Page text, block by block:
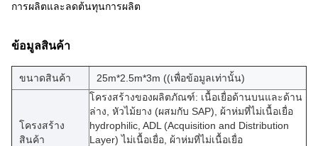
การผลิตและลดต้นทุนการผลิต
ข้อมูลสินค้า
ขนาดสินค้า 25m*2.5m*3m ((เพื่อข้อมูลเท่านั้น)
โครงสร้าง
สินค้า
โครงสร้างของผลิตภัณฑ์: เนื้อเยื่อด้านบนและด้าน
ล่าง, หัวไม้ยาง (ผสมกับ SAP), ผ้าห่มที่ไม่เนื้อเยื่อ
hydrophilic, ADL (Acquisition and Distribution
Layer) ไม่เนื้อเยื่อ, ผ้าห่มที่ไม่เนื้อเยื่อ